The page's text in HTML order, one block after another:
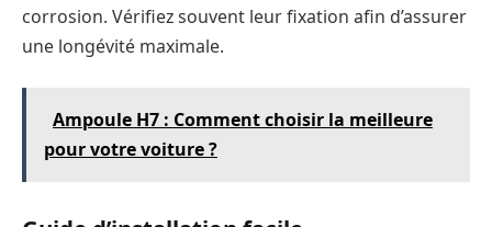
corrosion. Vérifiez souvent leur fixation afin d’assurer
une longévité maximale.
Ampoule H7 : Comment choisir la meilleure
pour votre voiture ?